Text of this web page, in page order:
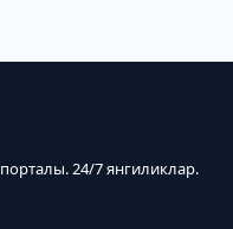
24/7 янгиликлар.